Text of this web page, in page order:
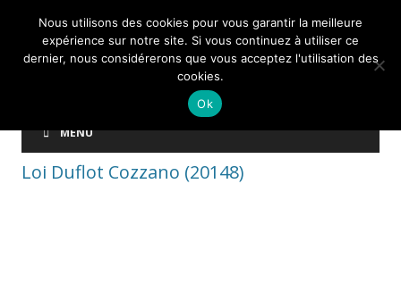
MENU
Loi Duflot Cozzano (20148)
Nous utilisons des cookies pour vous garantir la meilleure
expérience sur notre site. Si vous continuez à utiliser ce
dernier, nous considérerons que vous acceptez l'utilisation des
cookies.
Ok